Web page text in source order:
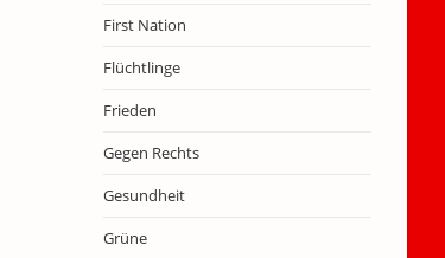
First Nation
Flüchtlinge
Frieden
Gegen Rechts
Gesundheit
Grüne